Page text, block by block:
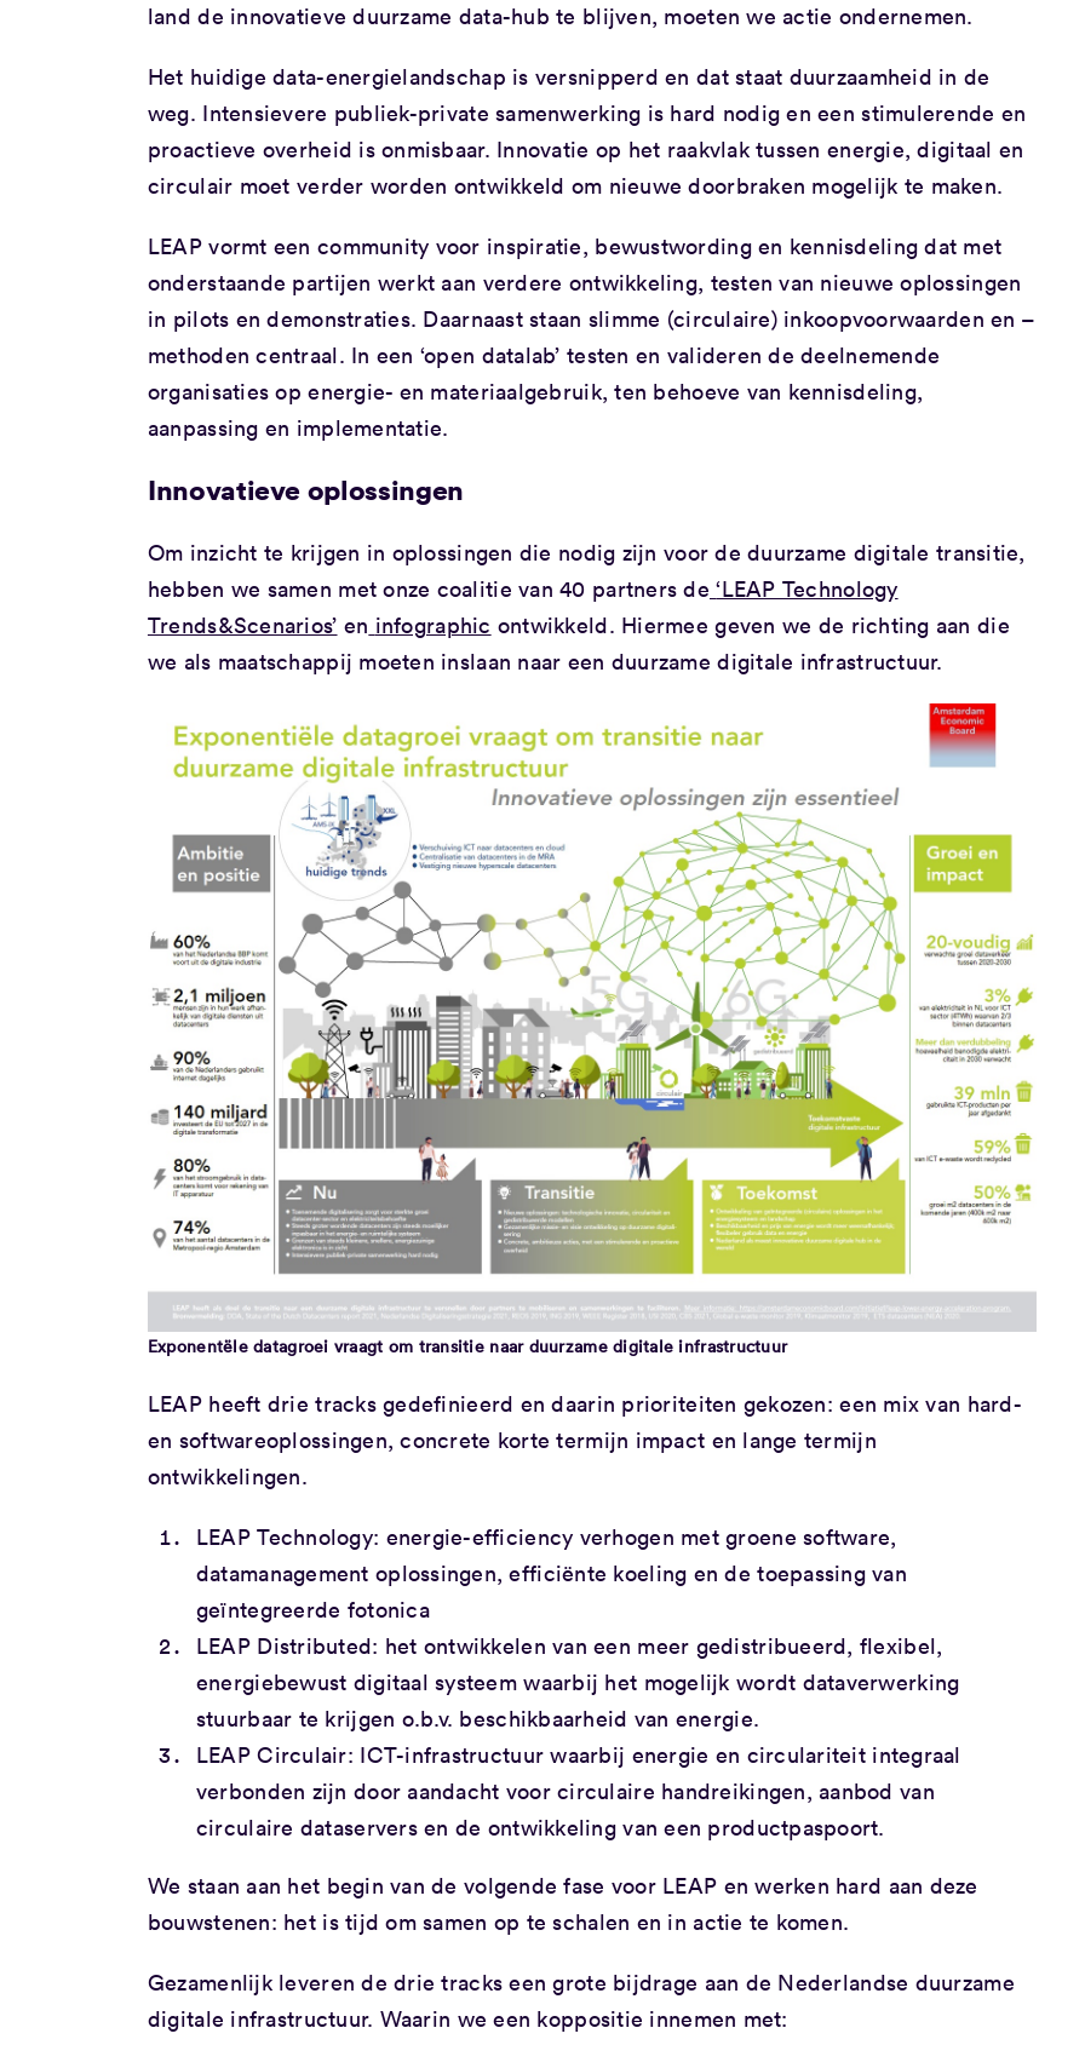
land de innovatieve duurzame data-hub te blijven, moeten we actie ondernemen.
Het huidige data-energielandschap is versnipperd en dat staat duurzaamheid in de
weg. Intensievere publiek-private samenwerking is hard nodig en een stimulerende en
proactieve overheid is onmisbaar. Innovatie op het raakvlak tussen energie, digitaal en
circulair moet verder worden ontwikkeld om nieuwe doorbraken mogelijk te maken.
LEAP vormt een community voor inspiratie, bewustwording en kennisdeling dat met
onderstaande partijen werkt aan verdere ontwikkeling, testen van nieuwe oplossingen
in pilots en demonstraties. Daarnaast staan slimme (circulaire) inkoopvoorwaarden en –
methoden centraal. In een ‘open datalab’ testen en valideren de deelnemende
organisaties op energie- en materiaalgebruik, ten behoeve van kennisdeling,
aanpassing en implementatie.
Innovatieve oplossingen
Om inzicht te krijgen in oplossingen die nodig zijn voor de duurzame digitale transitie,
hebben we samen met onze coalitie van 40 partners de ‘LEAP Technology
Trends&Scenarios’ en infographic ontwikkeld. Hiermee geven we de richting aan die
we als maatschappij moeten inslaan naar een duurzame digitale infrastructuur.
Exponentële datagroei vraagt om transitie naar duurzame digitale infrastructuur
LEAP heeft drie tracks gedefinieerd en daarin prioriteiten gekozen: een mix van hard-
en softwareoplossingen, concrete korte termijn impact en lange termijn
ontwikkelingen.
LEAP Technology: energie-efficiency verhogen met groene software,
datamanagement oplossingen, efficiënte koeling en de toepassing van
geïntegreerde fotonica
LEAP Distributed: het ontwikkelen van een meer gedistribueerd, flexibel,
energiebewust digitaal systeem waarbij het mogelijk wordt dataverwerking
stuurbaar te krijgen o.b.v. beschikbaarheid van energie.
LEAP Circulair: ICT-infrastructuur waarbij energie en circulariteit integraal
verbonden zijn door aandacht voor circulaire handreikingen, aanbod van
circulaire dataservers en de ontwikkeling van een productpaspoort.
We staan aan het begin van de volgende fase voor LEAP en werken hard aan deze
bouwstenen: het is tijd om samen op te schalen en in actie te komen.
Gezamenlijk leveren de drie tracks een grote bijdrage aan de Nederlandse duurzame
digitale infrastructuur. Waarin we een koppositie innemen met: